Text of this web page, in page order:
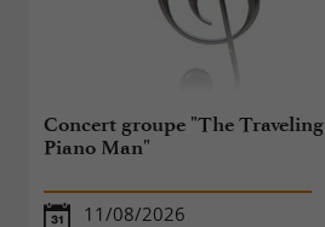
Concert groupe "The Traveling
Piano Man"
11/08/2026